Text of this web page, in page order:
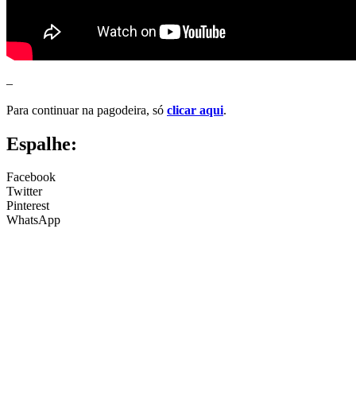
–
Para continuar na pagodeira, só clicar aqui.
Espalhe:
Facebook
Twitter
Pinterest
WhatsApp